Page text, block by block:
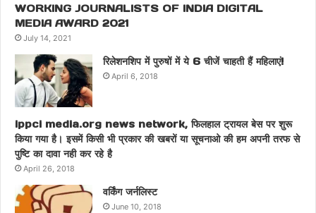
WORKING JOURNALISTS OF INDIA DIGITAL
MEDIA AWARD 2021
July 14, 2021
रिलेशनशिप में पुरुषों में ये 6 चीजें चाहती हैं महिलाएं!
April 6, 2018
ippci media.org news network, फिलहाल ट्रायल बेस पर शुरू
किया गया है। इसमें किसी भी प्रकार की खबरों या सूचनाओ की हम अपनी तरफ से
पुष्टि का दावा नही कर रहे है
April 26, 2018
वर्किंग जर्नलिस्ट
June 10, 2018